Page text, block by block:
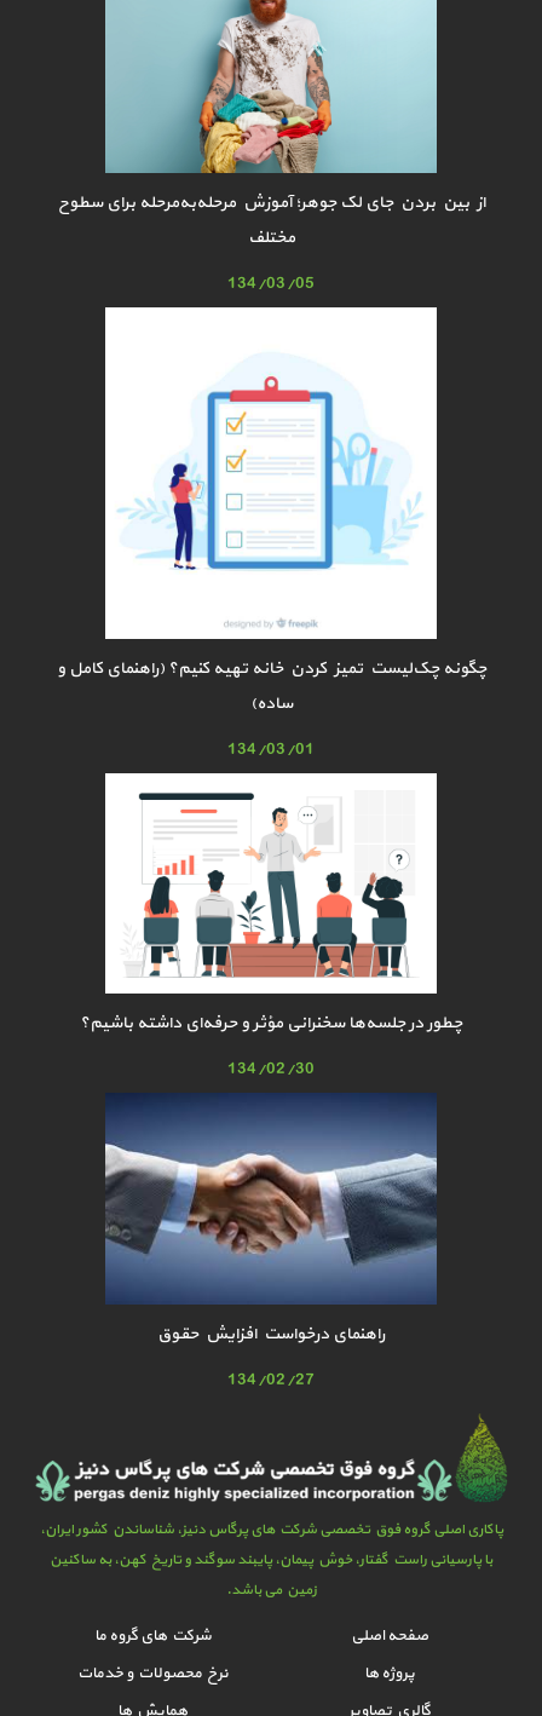
از بین بردن جای لک جوهر؛ آموزش مرحله‌به‌مرحله برای سطوح
مختلف
134/03/05
چگونه چک‌لیست تمیز کردن خانه تهیه کنیم؟ (راهنمای کامل و
ساده)
134/03/01
چطور در جلسه‌ها سخنرانی مؤثر و حرفه‌ای داشته باشیم؟
134/02/30
راهنمای درخواست افزایش حقوق
134/02/27
پاکاری اصلی گروه فوق تخصصی شرکت های پرگاس دنیز، شناساندن کشور ایران،
با پارسیانی راست گفتار، خوش پیمان، پایبند سوگند و تاریخ کهن، به ساکنین
زمین می باشد.
صفحه اصلی
شرکت های گروه ما
پروژه ها
نرخ محصولات و خدمات